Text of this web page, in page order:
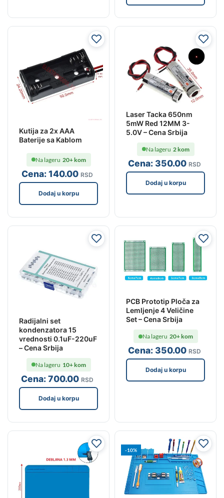
Kutija za 2x AAA
Baterije sa Kablom
Cena:140.00 RSD
Na lageru 20+ kom
Dodaj u korpu
Laser Tacka 650nm
5mW Red 12MM 3-
5.0V – Cena Srbija
Cena:350.00 RSD
Na lageru 2 kom
Dodaj u korpu
Radijalni set
kondenzatora 15
vrednosti 0.1uF-220uF
– Cena Srbija
Cena:700.00 RSD
Na lageru 10+ kom
Dodaj u korpu
PCB Prototip Ploča za
Lemljenje 4 Veličine
Set – Cena Srbija
Cena:350.00 RSD
Na lageru 20+ kom
Dodaj u korpu
-10%